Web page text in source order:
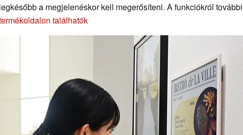
a megjelenéskor kell megerősíteni. A funkciókról
találhatók